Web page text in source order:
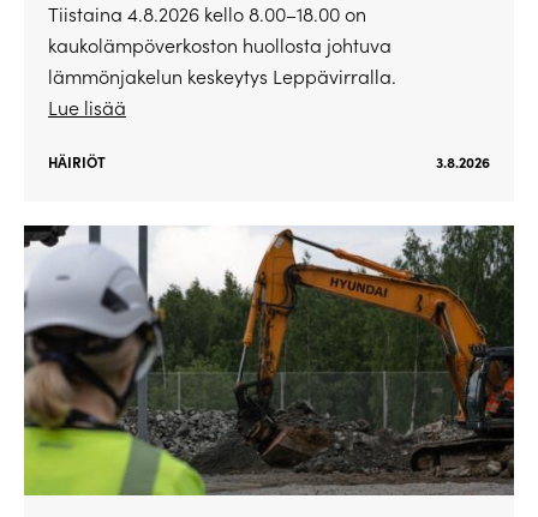
Tiistaina 4.8.2026 kello 8.00–18.00 on
kaukolämpöverkoston huollosta johtuva
lämmönjakelun keskeytys Leppävirralla.
Lue lisää
HÄIRIÖT 3.8.2026